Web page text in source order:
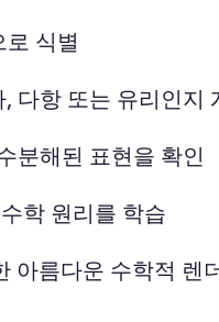
식별
다항 또는 유리인지
분해된 표현을 확인
학 원리를 학습
아름다운 수학적 렌